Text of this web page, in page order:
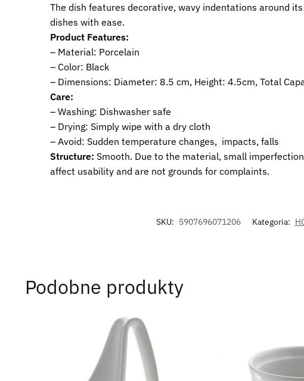
The dish features decorative, wavy indentations around
dishes with ease.
Product Features:
– Material: Porcelain
– Color: Black
– Dimensions: Diameter: 8.5 cm, Height: 4.5cm, Total
Care:
– Washing: Dishwasher safe
– Drying: Simply wipe with a dry cloth
– Avoid: Sudden temperature changes, impacts, falls
Structure: Smooth. Due to the material, small
affect usability and are not grounds for complaints.
SKU: 5907696071206 Kategoria:
Podobne produkty